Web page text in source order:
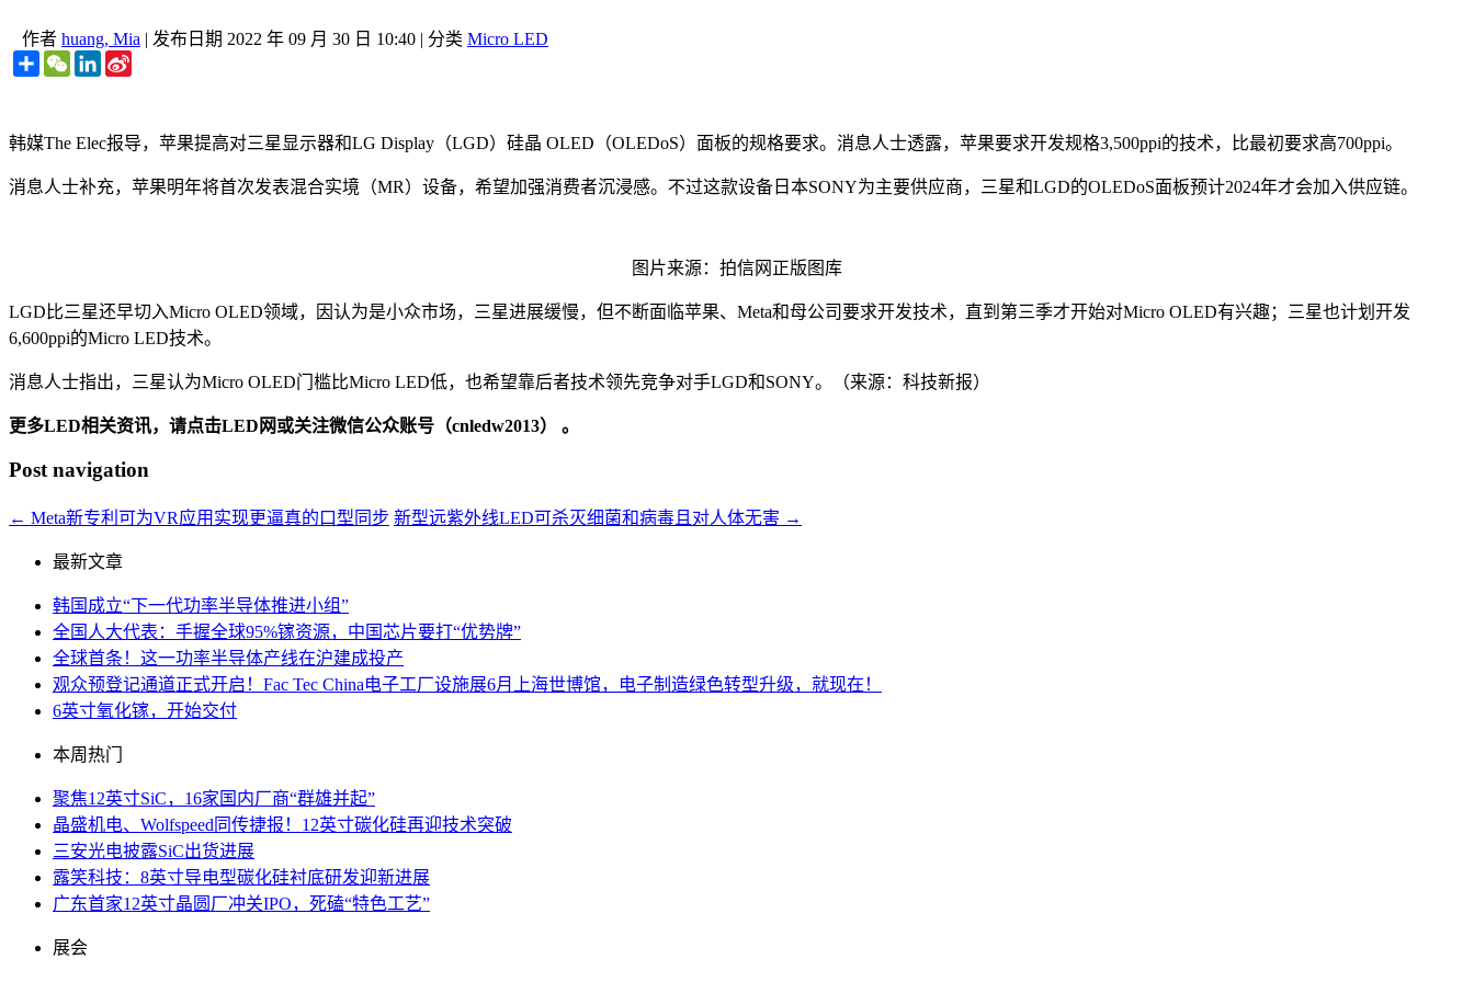
作者 huang, Mia | 发布日期 2022 年 09 月 30 日 10:40 | 分类 Micro LED
ShareWeChatLinkedIn
韩媒The Elec报导，苹果提高对三星显示器和LG Display（LGD）硅晶 OLED（OLEDoS）面板的规格要求。消息人士透露，苹果要求开发规格3,500ppi的技术，比最初要求高700ppi。
消息人士补充，苹果明年将首次发表混合实境（MR）设备，希望加强消费者沉浸感。不过这款设备日本SONY为主要供应商，三星和LGD的OLEDoS面板预计2024年才会加入供应链。
图片来源：拍信网正版图库
LGD比三星还早切入Micro OLED领域，因认为是小众市场，三星进展缓慢，但不断面临苹果、Meta和母公司要求开发技术，直到第三季才开始对Micro OLED有兴趣；三星也计划开发
6,600ppi的Micro LED技术。
消息人士指出，三星认为Micro OLED门槛比Micro LED低，也希望靠后者技术领先竞争对手LGD和SONY。（来源：科技新报）
更多LED相关资讯，请点击LED网或关注微信公众账号（cnledw2013） 。
Post navigation
← Meta新专利可为VR应用实现更逼真的口型同步 新型远紫外线LED可杀灭细菌和病毒且对人体无害 →
最新文章
韩国成立“下一代功率半导体推进小组”
全国人大代表：手握全球95%镓资源，中国芯片要打“优势牌”
全球首条！这一功率半导体产线在沪建成投产
观众预登记通道正式开启！Fac Tec China电子工厂设施展6月上海世博馆，电子制造绿色转型升级，就现在！
6英寸氧化镓，开始交付
本周热门
聚焦12英寸SiC，16家国内厂商“群雄并起”
晶盛机电、Wolfspeed同传捷报！12英寸碳化硅再迎技术突破
三安光电披露SiC出货进展
露笑科技：8英寸导电型碳化硅衬底研发迎新进展
广东首家12英寸晶圆厂冲关IPO，死磕“特色工艺”
展会